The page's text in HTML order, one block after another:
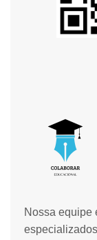
Nossa equipe